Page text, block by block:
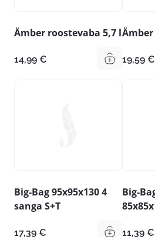
Ämber roostevaba 5,7 l
14,99 € 19,59 €
Big-Bag 95x95x130 4
sanga S+T
17,39 €
Big-
11,39 €